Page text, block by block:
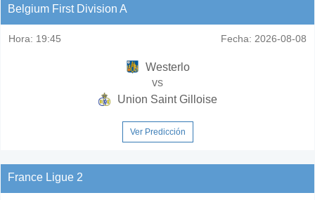
Belgium First Division A
Hora: 19:45 Fecha: 2026-08-08
Westerlo
vs
Union Saint Gilloise
Ver Predicción
France Ligue 2